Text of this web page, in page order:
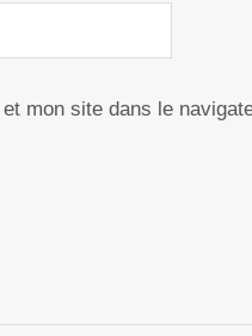
mon site dans le